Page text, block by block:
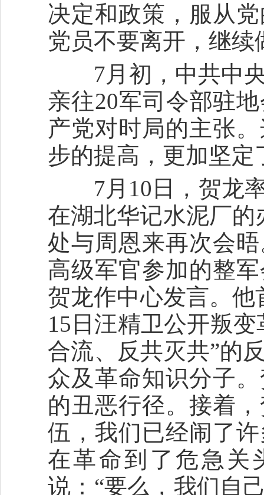
决定和政策，服从
党员不要离开，继续
7月初，中共中央
亲往20军司令部驻
产党对时局的主张
步的提高，更加坚
7月10日，贺龙率
在湖北华记水泥厂的
处与周恩来再次会
高级军官参加的整
贺龙作中心发言。
15日汪精卫公开叛
合流、反共灭共”的
众及革命知识分子
的丑恶行径。接着
伍，我们已经闹了
在革命到了危急关
说：“要么，我们自